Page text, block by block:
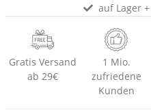
auf Lager
Gratis Versand
ab 29€
1 Mio.
zufriedene
Kunden